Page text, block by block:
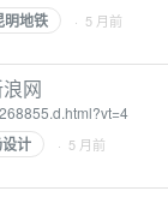
明地铁 · 5 月前
网
计 · 5 月前